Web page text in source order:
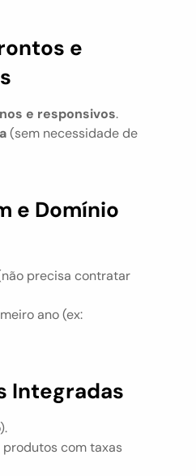
e
e responsivos.
(sem necessidade de
e Domínio
precisa contratar
Integradas
produtos com taxas